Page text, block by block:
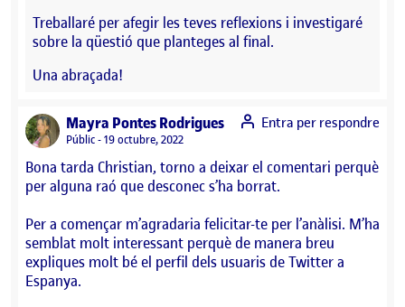
Treballaré per afegir les teves reflexions i investigaré
sobre la qüestió que planteges al final.
Una abraçada!
Mayra Pontes Rodriguessays:
Visibilitat:
Públic 19 octubre, 2022
Bona tarda Christian, torno a deixar el comentari perquè
per alguna raó que desconec s’ha borrat.
Per a començar m’agradaria felicitar-te per l’anàlisi. M’ha
semblat molt interessant perquè de manera breu
expliques molt bé el perfil dels usuaris de Twitter a
Espanya.
Entra per respondre